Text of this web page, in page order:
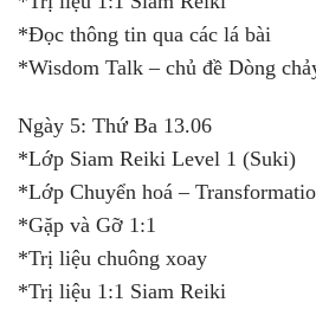
*Đọc thông tin qua các lá bài
*Wisdom Talk – chủ đề Dòng
Ngày 5: Thứ Ba 13.06
*Lớp Siam Reiki Level 1 (Suki)
*Lớp Chuyển hoá –
*Gặp và Gỡ 1:1
*Trị liệu chuông xoay
*Trị liệu 1:1 Siam Reiki